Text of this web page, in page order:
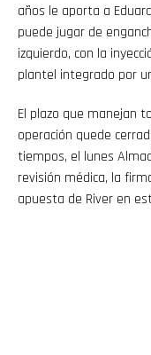
años le aporta a
puede jugar de
izquierdo, con la
plantel integrado por
El plazo que manejan
operación quede
tiempos, el lunes
revisión médica, la
apuesta de River en